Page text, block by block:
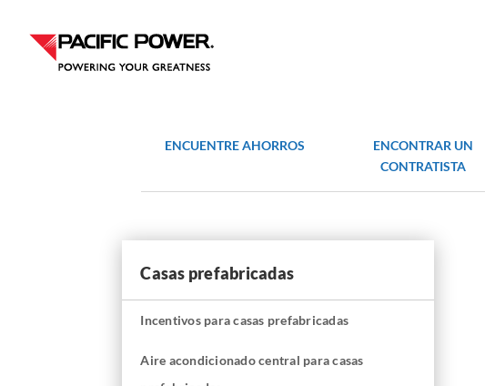
Content
navigation
ENCUENTRE AHORROS
ENCONTRAR UN
CONTRATISTA
Casas prefabricadas
Incentivos para casas prefabricadas
Aire acondicionado central para casas